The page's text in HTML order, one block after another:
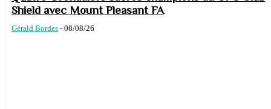
Shield avec Mount Pleasant FA
Gérald Bordes - 08/08/26